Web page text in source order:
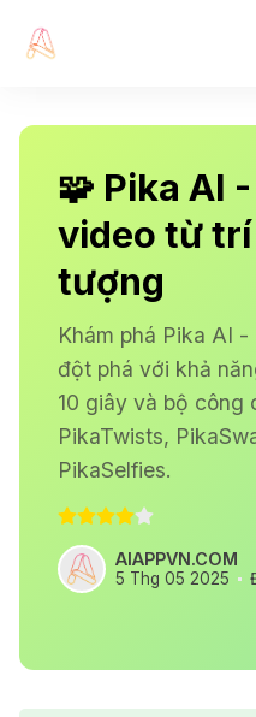
🧩 Pika AI
video từ
tượng
Khám phá Pika AI
đột phá với khả
10 giây và bộ công
PikaTwists,
PikaSelfies.
AIAPPVN.COM
5 Thg 05 2025